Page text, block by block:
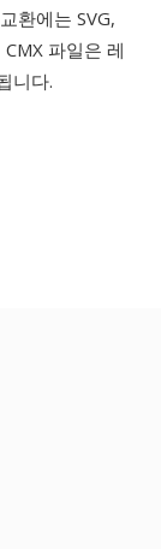
환에는 SVG,
파일은 레
니다.